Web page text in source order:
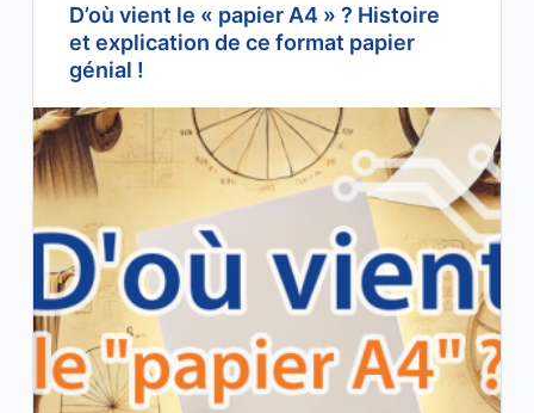
D’où vient le « papier A4 » ? Histoire
et explication de ce format papier
génial !